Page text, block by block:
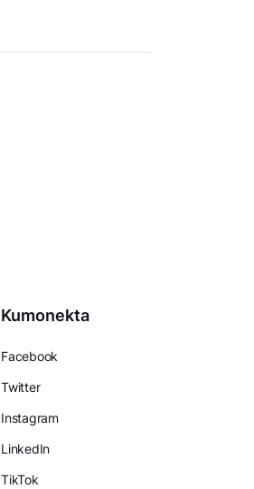
Kumonekta
Facebook
Twitter
Instagram
LinkedIn
TikTok